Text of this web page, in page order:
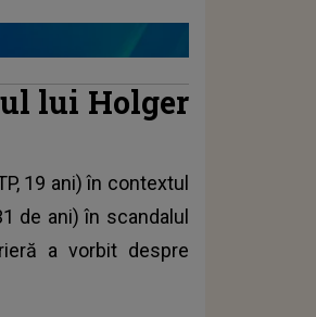
lui Holger
19 ani) în contextul
de ani) în scandalul
a vorbit despre